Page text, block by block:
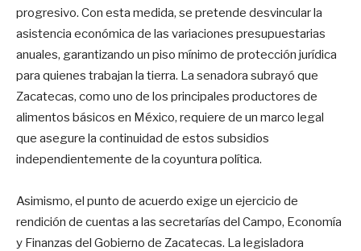
progresivo. Con esta medida, se pretende desvincular la
asistencia económica de las variaciones presupuestarias
anuales, garantizando un piso mínimo de protección jurídica
para quienes trabajan la tierra. La senadora subrayó que
Zacatecas, como uno de los principales productores de
alimentos básicos en México, requiere de un marco legal
que asegure la continuidad de estos subsidios
independientemente de la coyuntura política.
Asimismo, el punto de acuerdo exige un ejercicio de
rendición de cuentas a las secretarías del Campo, Economía
y Finanzas del Gobierno de Zacatecas. La legisladora